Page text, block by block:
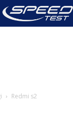
Redmi s2